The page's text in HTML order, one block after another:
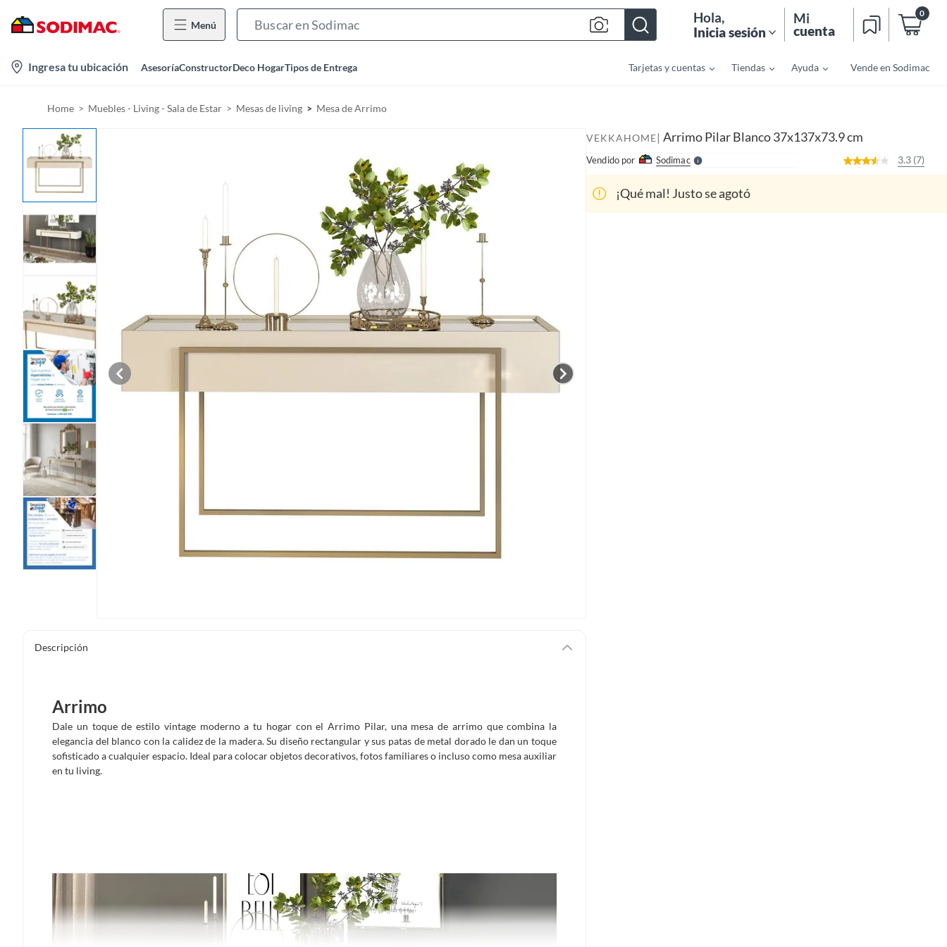
Menú
r
Hola,
Inicia sesión
Mi
cuenta
0
Ingresa tu ubicación AsesoríaConstructorDeco HogarTipos de Entrega Tarjetas y cuentas Tiendas Ayuda Vende en Sodimac
Home Muebles - Living - Sala de Estar Mesas de living Mesa de Arrimo
Descripción
Arrimo
Dale un toque de estilo vintage moderno a tu hogar con el Arrimo Pilar, una mesa de arrimo que combina la
elegancia del blanco con la calidez de la madera. Su diseño rectangular y sus patas de metal dorado le dan un toque
sofisticado a cualquier espacio. Ideal para colocar objetos decorativos, fotos familiares o incluso como mesa auxiliar
en tu living.
VEKKAHOME| Arrimo Pilar Blanco 37x137x73.9 cm
Vendido por SodimacS
l
l
3.3 (7)
¡Qué mal! Justo se agotó